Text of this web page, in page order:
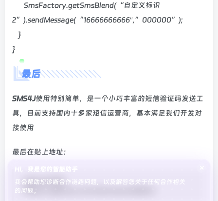
SmsFactory.getSmsBlend(“自定义标识
2”).sendMessage(“16666666666″,”000000”);
}
}
最后
SMS4J使用特别简单，是一个小巧丰富的短信验证码发送工
具，目前支持国内十多家短信运营商，基本满足我们开发对
接使用
最后在贴上地址：
github代码：
https://github.com/dromara/SMS4J
Hi，我是您的智能助手
我会帮助您诊断合作链路问题，以及解答您关于任何合作相关
的问题。